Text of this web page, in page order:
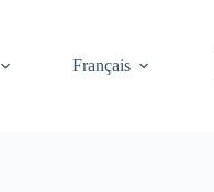
Français